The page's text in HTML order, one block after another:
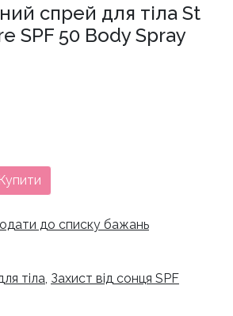
спрей для тіла St
SPF 50 Body Spray
Купити
до списку бажань
тіла, Захист від сонця SPF